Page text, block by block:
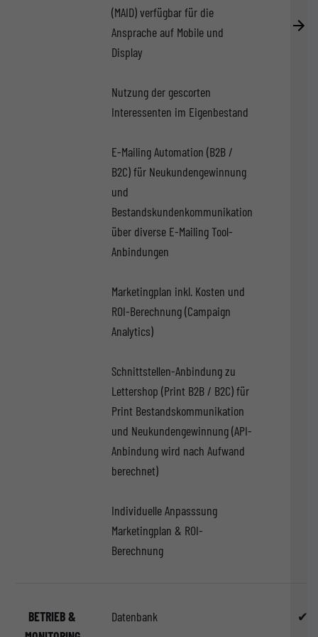
(MAID) verfügbar für die
Ansprache auf Mobile und
Display
Nutzung der gescorten
Interessenten im Eigenbestand
E-Mailing Automation (B2B /
B2C) für Neukundengewinnung
und
Bestandskundenkommunikation
über diverse E-Mailing Tool-
Anbindungen
Marketingplan inkl. Kosten und
ROI-Berechnung (Campaign
Analytics)
Schnittstellen-Anbindung zu
Lettershop (Print B2B / B2C) für
Print Bestandskommunikation
und Neukundengewinnung (API-
Anbindung wird nach Aufwand
berechnet)
Individuelle Anpasssung
Marketingplan & ROI-
Berechnung
BETRIEB &
Datenbank ✔